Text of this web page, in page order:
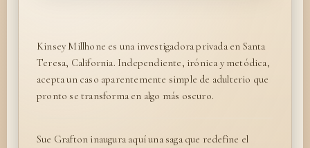
Kinsey Millhone es una investigadora privada en Santa
Teresa, California. Independiente, irónica y metódica,
acepta un caso aparentemente simple de adulterio que
pronto se transforma en algo más oscuro.
Sue Grafton inaugura aquí una saga que redefine el